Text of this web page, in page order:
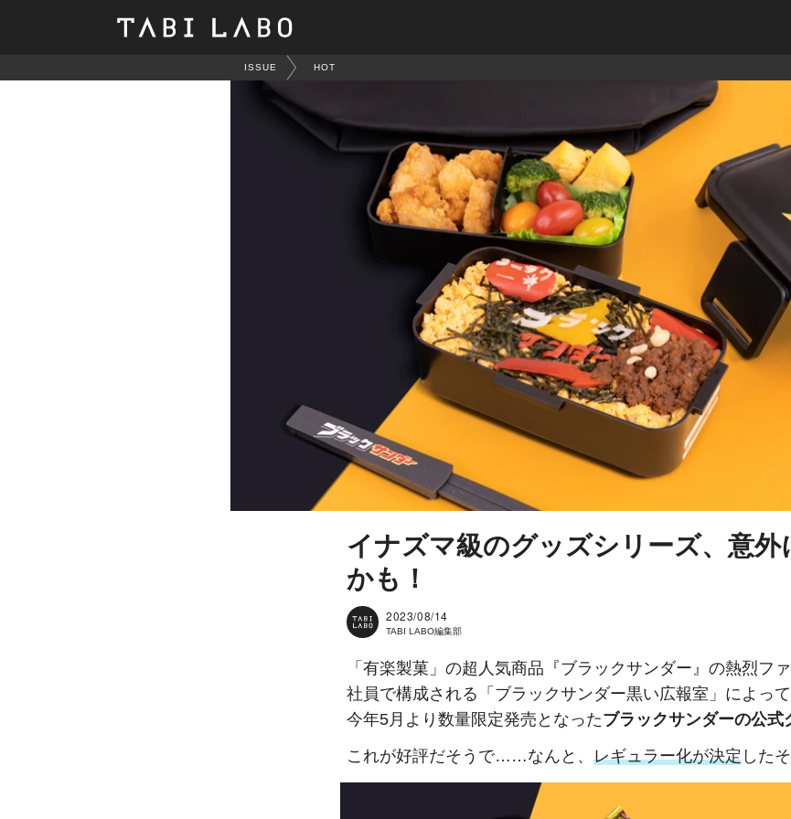
ISSUE HOT
イナズマ級のグッズシリーズ、意外
かも！
2023/08/14
TABI LABO編集部
「有楽製菓」の超人気商品『ブラックサンダー』の熱烈フ
社員で構成される「ブラックサンダー黒い広報室」によって
今年5月より数量限定発売となったブラックサンダーの公式
これが好評だそうで……なんと、 レギュラー化が決定 した